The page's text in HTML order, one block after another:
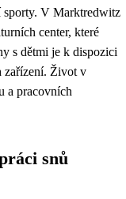
sporty. V Marktredwitz
center, které
s dětmi je k dispozici
zařízení. Život v
a pracovních
snů